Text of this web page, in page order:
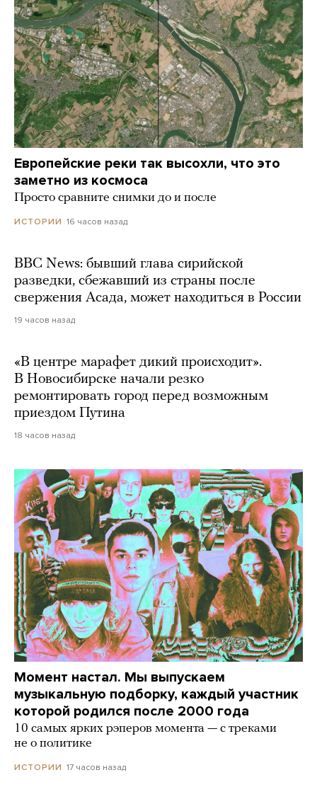
Европейские реки так высохли, что это
заметно из космоса
Просто сравните снимки до и после
ИСТОРИИ 16 часов назад
BBC News: бывший глава сирийской
разведки, сбежавший из страны после
свержения Асада, может находиться в России
19 часов назад
«В центре марафет дикий происходит».
В Новосибирске начали резко
ремонтировать город перед возможным
приездом Путина
18 часов назад
Момент настал. Мы выпускаем
музыкальную подборку, каждый участник
которой родился после 2000 года
10 самых ярких рэперов момента — с треками
не о политике
ИСТОРИИ 17 часов назад